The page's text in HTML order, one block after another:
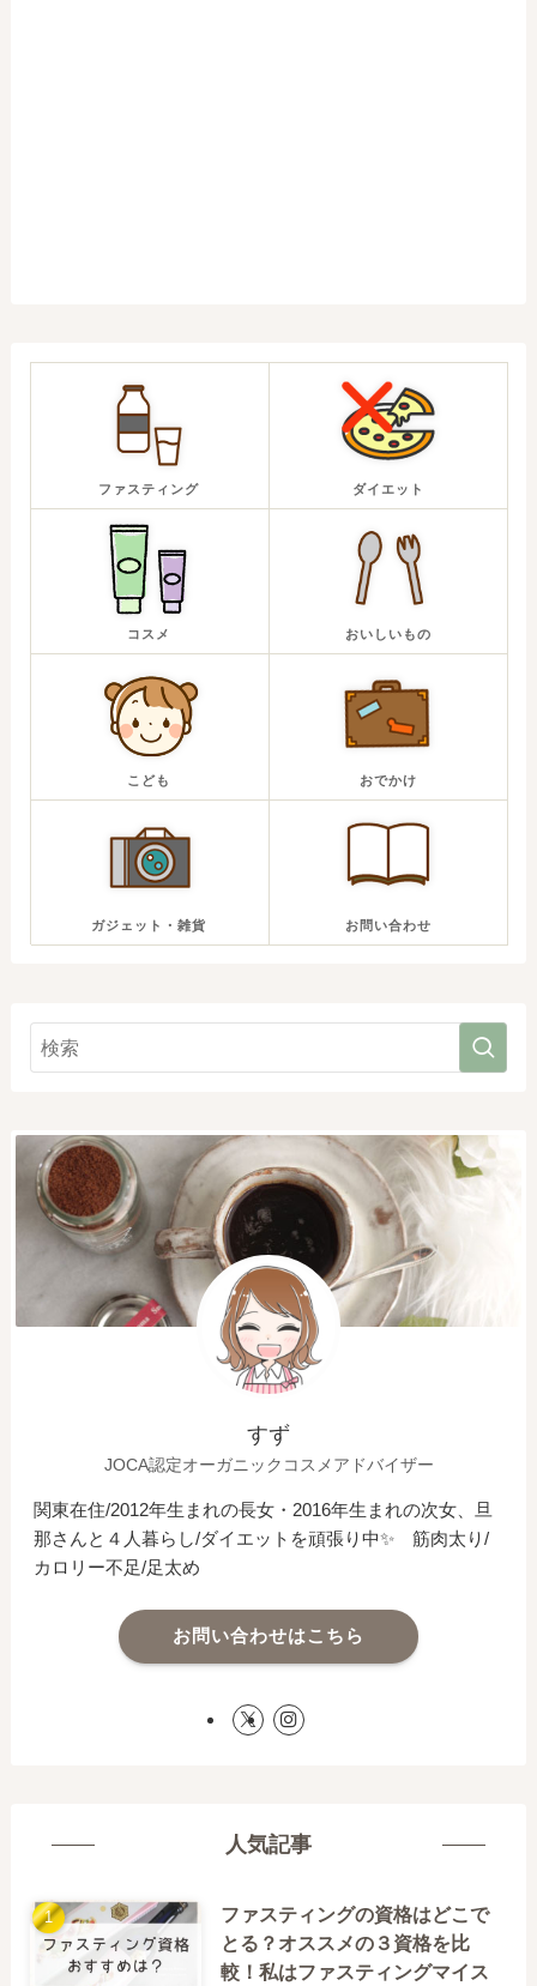
ファスティング ダイエット
コスメ おいしいもの
こども おでかけ
ガジェット・雑貨 お問い合わせ
すず
JOCA認定オーガニックコスメアドバイザー
関東在住/2012年生まれの長女・2016年生まれの次女、旦
那さんと４人暮らし/ダイエットを頑張り中✨ 筋肉太り/
カロリー不足/足太め
お問い合わせはこちら
人気記事
ファスティングの資格はどこで
とる？オススメの３資格を比
較！私はファスティングマイス